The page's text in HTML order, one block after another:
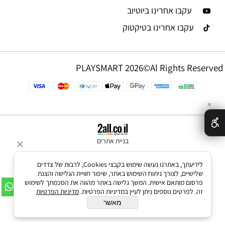
עקבו אחרינו ביוטיוב
עקבו אחרינו בטיקטוק
PLAYSMART 2026©Al Rights Reserved
בניית אתרים
✕
לידיעתך, באתרנו נעשה שימוש בקבצי Cookies, לרבות של צדדים
שלישיים, לצורך ניתוח השימוש באתר, שיפור חוויית הגלישה והצגת
פרסום מותאם אישית. המשך גלישה באתר מהווה את הסכמתך לשימוש
זה. לפרטים נוספים ניתן לעיין במדיניות הפרטיות. מדיניות הפרטיות
מאשר